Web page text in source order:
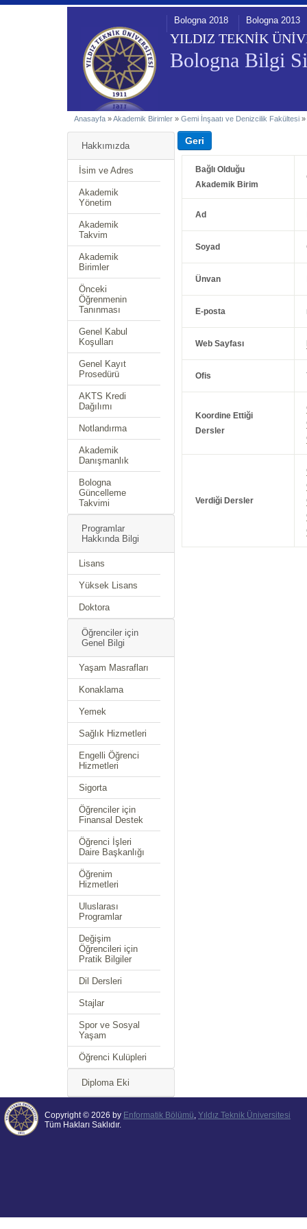
YILDIZ TEKNİK
Bologna Bilgi
Bologna 2018 Bologna 2013
Anasayfa »Akademik Birimler » Gemi İnşaatı ve Denizcilik Fakültesi »
Hakkımızda
İsim ve Adres
Akademik
Yönetim
Akademik
Takvim
Akademik
Birimler
Önceki
Öğrenmenin
Tanınması
Genel Kabul
Koşulları
Genel Kayıt
Prosedürü
AKTS Kredi
Dağılımı
Notlandırma
Akademik
Danışmanlık
Bologna
Güncelleme
Takvimi
Programlar
Hakkında Bilgi
Lisans
Yüksek Lisans
Doktora
Öğrenciler için
Genel Bilgi
Yaşam Masrafları
Konaklama
Yemek
Sağlık Hizmetleri
Engelli Öğrenci
Hizmetleri
Sigorta
Öğrenciler için
Finansal Destek
Öğrenci İşleri
Daire Başkanlığı
Öğrenim
Hizmetleri
Uluslarası
Programlar
Değişim
Öğrencileri için
Pratik Bilgiler
Dil Dersleri
Stajlar
Spor ve Sosyal
Yaşam
Öğrenci Kulüpleri
Diploma Eki
Bağlı Olduğu
Akademik Birim
Ad
Soyad
Ünvan
E-posta
Web Sayfası
Ofis
Koordine Ettiği
Dersler
Verdiği Dersler
Copyright © 2026 by Enformatik Bölümü, Yıldız Teknik Üniversitesi
Tüm Hakları Saklıdır.